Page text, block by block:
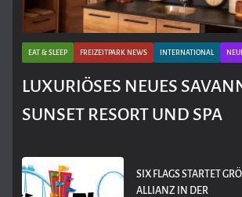
EAT & SLEEP FREIZEITPARK NEWS INTERNATIONAL
LUXURIÖSES NEUES
SUNSET RESORT UND SPA
SIX FLAGS STARTET
LLIANZ IN DER F